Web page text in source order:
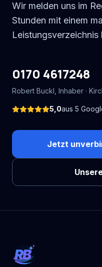
Wir melden uns im
Stunden mit einem
Leistungsverzeichnis
0170 4617248
Robert Buckl , Inhaber ·
5,0aus 5
Jetzt
RB